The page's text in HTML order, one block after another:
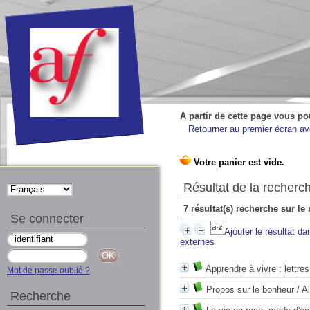
A partir de cette page vous
Retourner au premier écran
Résultat de la
7 résultat(s) recherche sur
Ajouter le résultat
externes
Apprendre à vivre :
Propos sur le bonheur /
Se connecter
Mot de passe oublié ?
Recherche